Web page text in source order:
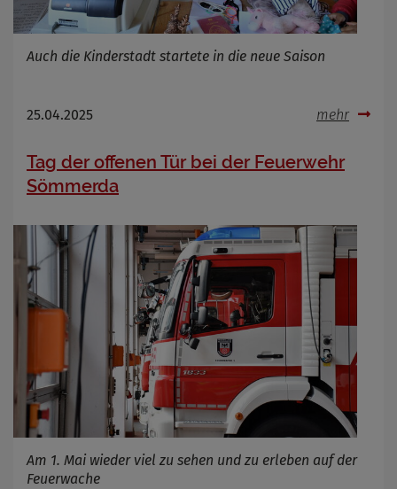
Auch die Kinderstadt startete in die neue Saison
25.04.2025 mehr
Tag der offenen Tür bei der Feuerwehr
Sömmerda
Am 1. Mai wieder viel zu sehen und zu erleben auf der
Feuerwache